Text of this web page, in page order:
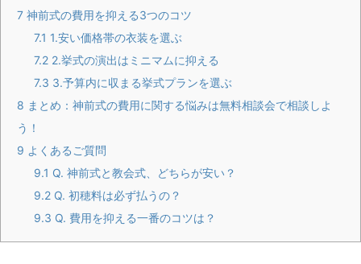
7 神前式の費用を抑える3つのコツ
7.1 1.安い価格帯の衣装を選ぶ
7.2 2.挙式の演出はミニマムに抑える
7.3 3.予算内に収まる挙式プランを選ぶ
8 まとめ：神前式の費用に関する悩みは無料相談会で相談しよ
う！
9 よくあるご質問
9.1 Q. 神前式と教会式、どちらが安い？
9.2 Q. 初穂料は必ず払うの？
9.3 Q. 費用を抑える一番のコツは？